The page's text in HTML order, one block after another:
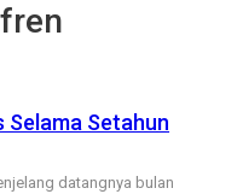
Setahun
datangnya bulan